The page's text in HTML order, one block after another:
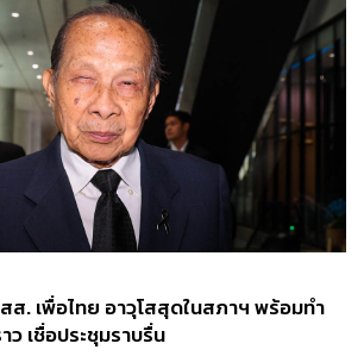
ส. เพื่อไทย อาวุโสสุดในสภาฯ พร้อมทำ
ว เชื่อประชุมราบรื่น